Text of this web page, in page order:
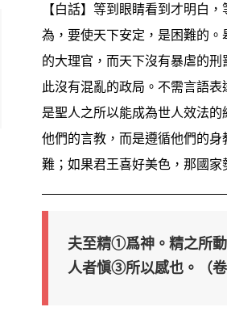
【白話】等到眼睛看到才明白
為，要使天下安定，是困難的
的大理官，而天下沒有暴虐的
此沒有混亂的政局。不需言語
是聖人之所以能成為世人效法
他們的言教，而是遵循他們的
難；如果君王喜好美色，那國家
夫至精①爲神。精之所
人者愼③所以感也。（